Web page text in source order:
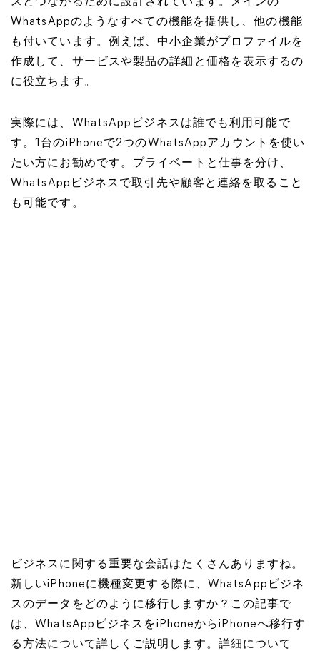
WhatsAppのようなすべての機能を提供し、他の機能
も付いています。例えば、中小企業がプロファイルを
作成して、サービスや製品の詳細と価格を表示するの
に役立ちます。
実際には、WhatsAppビジネスは誰でも利用可能で
す。1台のiPhoneで2つのWhatsAppアカウントを使い
たい方にお勧めです。プライベートと仕事を分け、
WhatsAppビジネスで取引先や顧客と連絡を取ること
も可能です。
ビジネスに関する重要な会話はたくさんありますね。
新しいiPhoneに機種変更する際に、WhatsAppビジネ
スのデータをどのように移行しますか？この記事で
は、WhatsAppビジネスをiPhoneからiPhoneへ移行す
る方法について詳しくご説明します。詳細について